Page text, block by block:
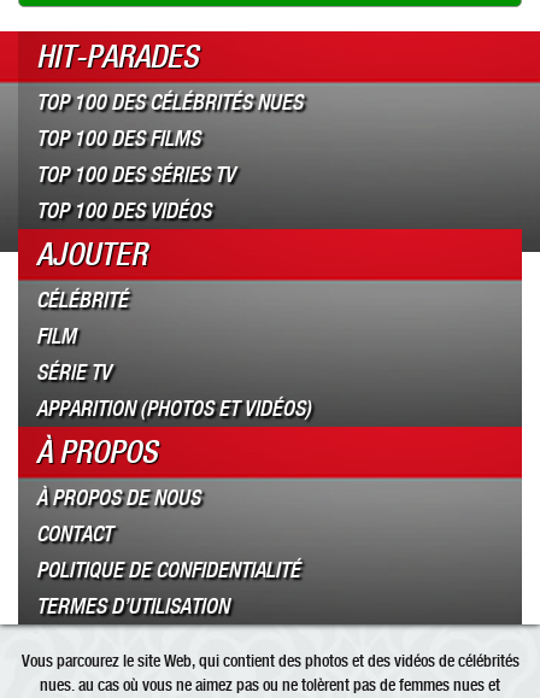
HIT-PARADES
TOP 100 DES CÉLÉBRITÉS NUES
TOP 100 DES FILMS
TOP 100 DES SÉRIES TV
TOP 100 DES VIDÉOS
AJOUTER
CÉLÉBRITÉ
FILM
SÉRIE TV
APPARITION (PHOTOS ET VIDÉOS)
À PROPOS
À PROPOS DE NOUS
CONTACT
POLITIQUE DE CONFIDENTIALITÉ
TERMES D’UTILISATION
Vous parcourez le site Web, qui contient des photos et des vidéos de célébrités
nues. au cas où vous ne aimez pas ou ne tolèrent pas de femmes nues et